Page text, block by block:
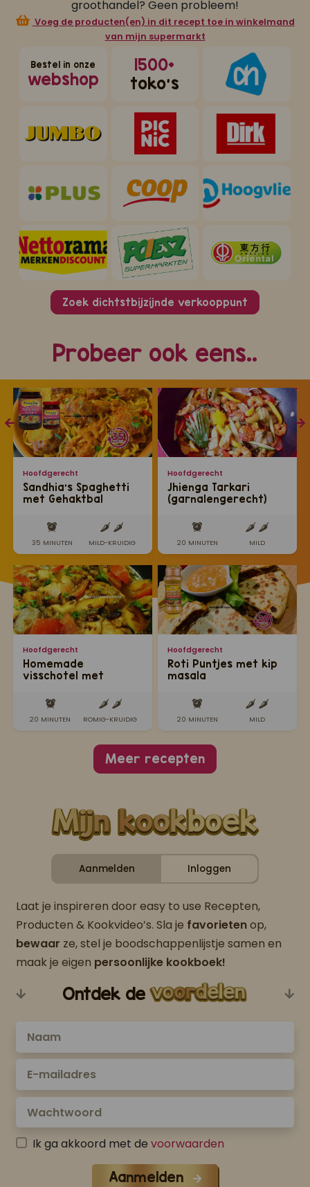
groothandel? Geen probleem!
Voeg de producten(en) in dit recept toe in winkelmand
van mijn supermarkt
Bestel in onze
webshop
1500+
toko's
Zoek dichtstbijzijnde verkooppunt
Probeer ook eens..
Hoofdgerecht
Sandhia’s Spaghetti
met Gehaktbal
tomatensaus
35 MINUTEN MILD-KRUIDIG
Hoofdgerecht
Homemade
visschotel met
20 MINUTEN ROMIG-KRUIDIG
Hoofdgerecht
Jhienga Tarkari
(garnalengerecht)
20 MINUTEN MILD
Hoofdgerecht
Roti Puntjes met kip
masala
20 MINUTEN MILD
Meer recepten
Aanmelden Inloggen
Laat je inspireren door easy to use Recepten,
Producten & Kookvideo’s. Sla je favorietenop,
bewaar ze, stel je boodschappenlijstje samen en
maak je eigen persoonlijke kookboek!
Ontdek de
Ik ga akkoord met de voorwaarden
Aanmelden